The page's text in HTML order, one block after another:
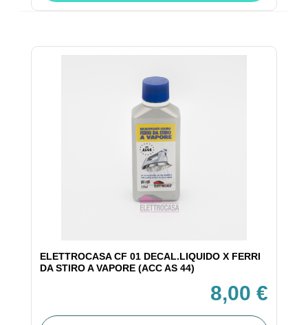
ELETTROCASA CF 01 DECAL.LIQUIDO X FERRI
DA STIRO A VAPORE (ACC AS 44)
8,00 €